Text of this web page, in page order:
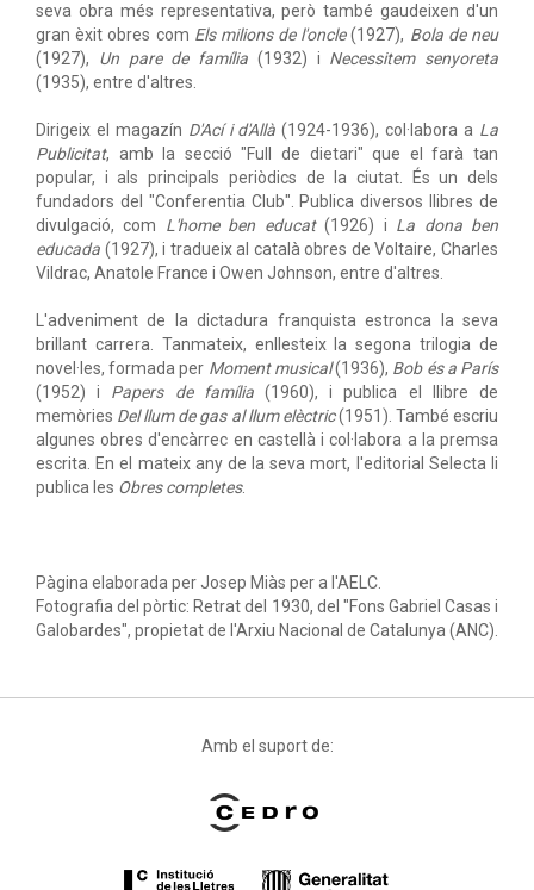
seva obra més representativa, però també gaudeixen d'un
gran èxit obres com Els milions de l'oncle(1927), Bola de neu
(1927), Un pare de família (1932) i Necessitem senyoreta
(1935), entre d'altres.
Dirigeix el magazín D'Ací i d'Allà (1924-1936), col·labora a La
Publicitat, amb la secció "Full de dietari" que el farà tan
popular, i als principals periòdics de la ciutat. És un dels
fundadors del "Conferentia Club". Publica diversos llibres de
divulgació, com L'home ben educat(1926) i La dona ben
educada (1927), i tradueix al català obres de Voltaire, Charles
Vildrac, Anatole France i Owen Johnson, entre d'altres.
L'adveniment de la dictadura franquista estronca la seva
brillant carrera. Tanmateix, enllesteix la segona trilogia de
novel·les, formada per Moment musical(1936), Bob és a París
(1952) i Papers de família(1960), i publica el llibre de
memòries Del llum de gas al llum elèctric(1951). També escriu
algunes obres d'encàrrec en castellà i col·labora a la premsa
escrita. En el mateix any de la seva mort, l'editorial Selecta li
publica les Obres completes.
Pàgina elaborada per Josep Miàs per a l'AELC.
Fotografia del pòrtic: Retrat del 1930, del "Fons Gabriel Casas i
Galobardes", propietat de l'Arxiu Nacional de Catalunya (ANC).
Amb el suport de: